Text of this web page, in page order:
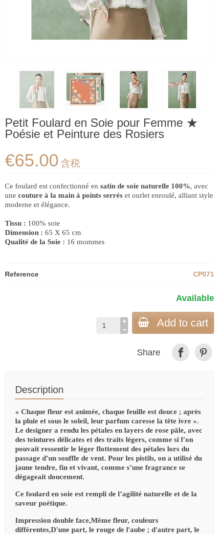
Petit Foulard en Soie pour Femme ★
Poésie et Peinture des Rosiers
€65.00 含税
Ce foulard est confectionné en satin de soie naturelle 100%, avec
une couture à la main à points serrés et ourlet enroulé, alliant style
moderne et élégance.
Tissu : 100% soie
Dimension : 65 X 65 cm
Qualité de la Soie : 16 mommes
Reference CP071
Available
Add to cart
Share
Description
« Chaque fleur est animée, chaque feuille est douce ; après
la pluie et sous le soleil, leur parfum caresse la tête ivre ».
Le designer a rendu les pétales en layers de rose pâle, avec
des teintures délicates et des traits légers, comme si l’on
pouvait ressentir le léger flottement des pétales lors du
passage d’un souffle de vent. Pour les pistils, on a utilisé du
jaune tendre, fin et vivant, comme s’une fragrance se
dégageait doucement.
Ce foulard en soie est rempli de l’agilité naturelle et de la
saveur poétique.
Impression double face,Même fleur, couleurs
différentes,D'une part, le rouge de l'aube ; d'autre part, le